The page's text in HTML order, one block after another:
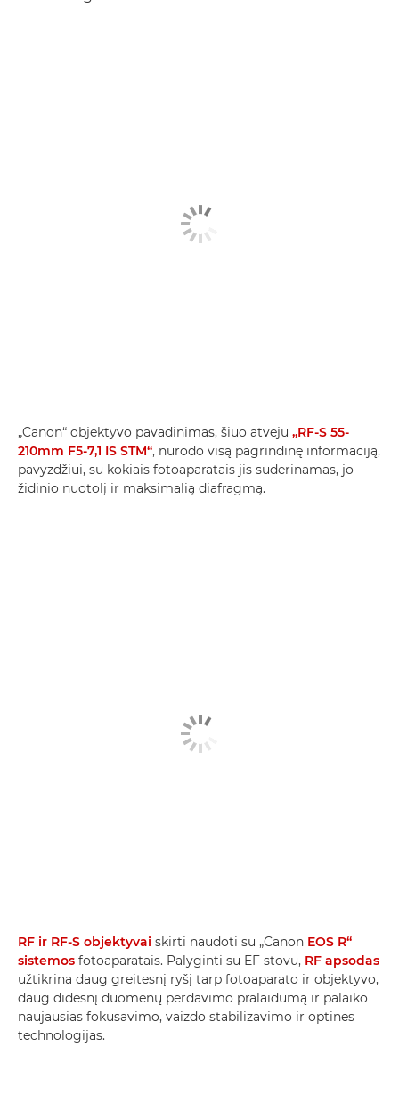
„Canon“ objektyvo pavadinimas, šiuo atveju „RF-S 55-
210mm F5-7,1 IS STM“, nurodo visą pagrindinę informaciją,
pavyzdžiui, su kokiais fotoaparatais jis suderinamas, jo
židinio nuotolį ir maksimalią diafragmą.
RF ir RF-S objektyvai skirti naudoti su „Canon EOS R“
sistemos fotoaparatais. Palyginti su EF stovu, RF apsodas
užtikrina daug greitesnį ryšį tarp fotoaparato ir objektyvo,
daug didesnį duomenų perdavimo pralaidumą ir palaiko
naujausias fokusavimo, vaizdo stabilizavimo ir optines
technologijas.